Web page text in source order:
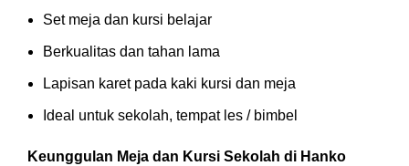
Set meja dan kursi belajar
Berkualitas dan tahan lama
Lapisan karet pada kaki kursi dan meja
Ideal untuk sekolah, tempat les / bimbel
Keunggulan Meja dan Kursi Sekolah di Hanko